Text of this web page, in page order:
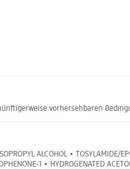
vorhersehbaren
ALCOHOL • TOSYLAMIDE/
1 • HYDROGENATED